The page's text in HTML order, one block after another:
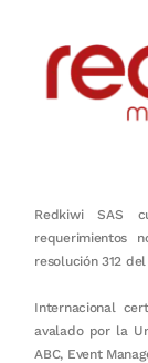
Redkiwi SAS
requerimientos
resolución 312
Internacional
avalado por la
ABC, Event